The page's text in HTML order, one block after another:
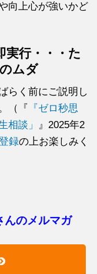
向上心が強いかど
実行・・・た
ムダ
らく前にご説明し
（『
『ゼロ秒思
相談」
』2025年2
録の上お楽しみく
んのメルマガ